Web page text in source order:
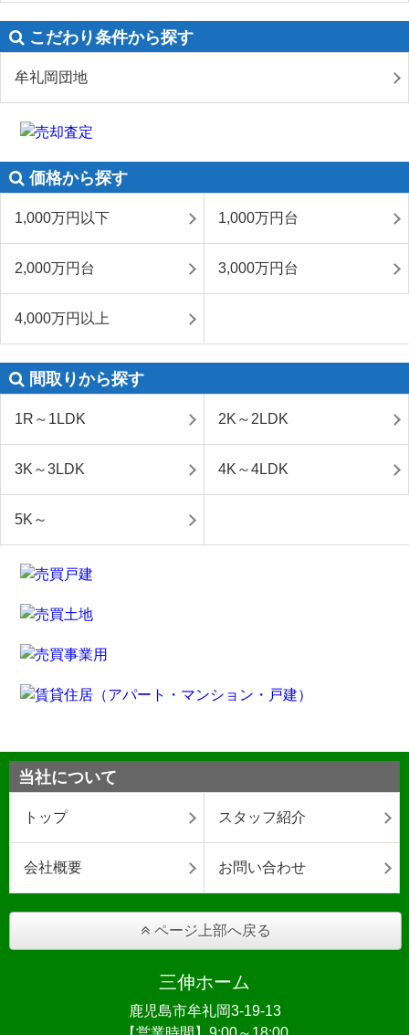
こだわり条件から探す
牟礼岡団地
価格から探す
1,000万円以下 1,000万円台
2,000万円台 3,000万円台
4,000万円以上
間取りから探す
1R～1LDK 2K～2LDK
3K～3LDK 4K～4LDK
5K～
当社について
トップ スタッフ紹介
会社概要 お問い合わせ
ページ上部へ戻る
三伸ホーム
鹿児島市牟礼岡3-19-13